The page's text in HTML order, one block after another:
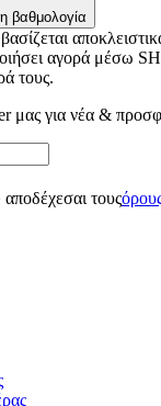
βαθμολογία
αγορά μέσω
τους.
μας για νέα &
τους